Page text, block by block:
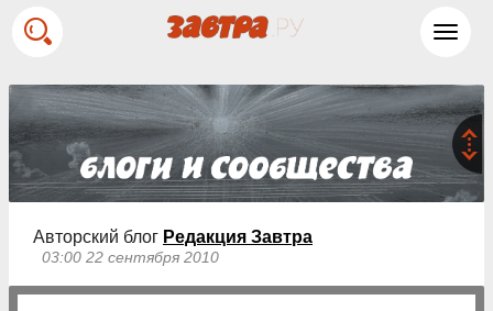
Авторский блог Редакция Завтра
03:00 22 сентября 2010